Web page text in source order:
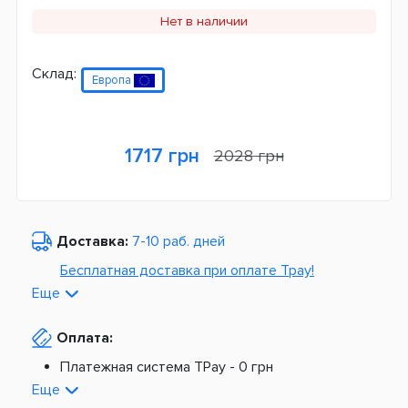
Нет в наличии
Склад: Европа
1717 грн 2028 грн
Доставка: 7-10 раб. дней
Бесплатная доставка при оплате Tpay!
Из Европы от
Платная доставка по Украине:
Еще
Оплата:
Платежная система TPay - 0 грн
На расчетный счет -
Еще